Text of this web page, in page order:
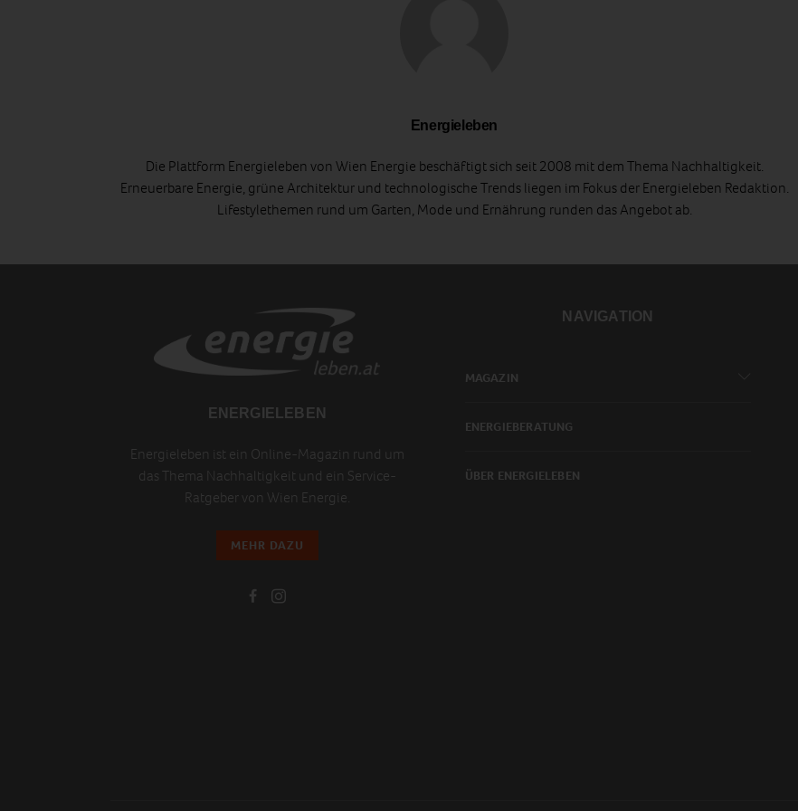
Energieleben
Die Plattform Energieleben von Wien Energie beschäftigt sich seit 2008 mit dem Thema Nachhaltigkeit.
Erneuerbare Energie, grüne Architektur und technologische Trends liegen im Fokus der Energieleben Redaktion.
Lifestylethemen rund um Garten, Mode und Ernährung runden das Angebot ab.
ENERGIELEBEN
Energieleben ist ein Online-Magazin rund um
das Thema Nachhaltigkeit und ein Service-
Ratgeber von Wien Energie.
MEHR DAZU
NAVIGATION
MAGAZIN
ENERGIEBERATUNG
ÜBER ENERGIELEBEN